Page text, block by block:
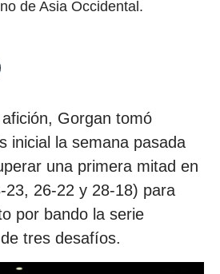
de Asia Occidental.
Gorgan tomó
inicial la semana pasada
una primera mitad en
23, 26-22 y 28-18) para
por bando la serie
tres desafíos.